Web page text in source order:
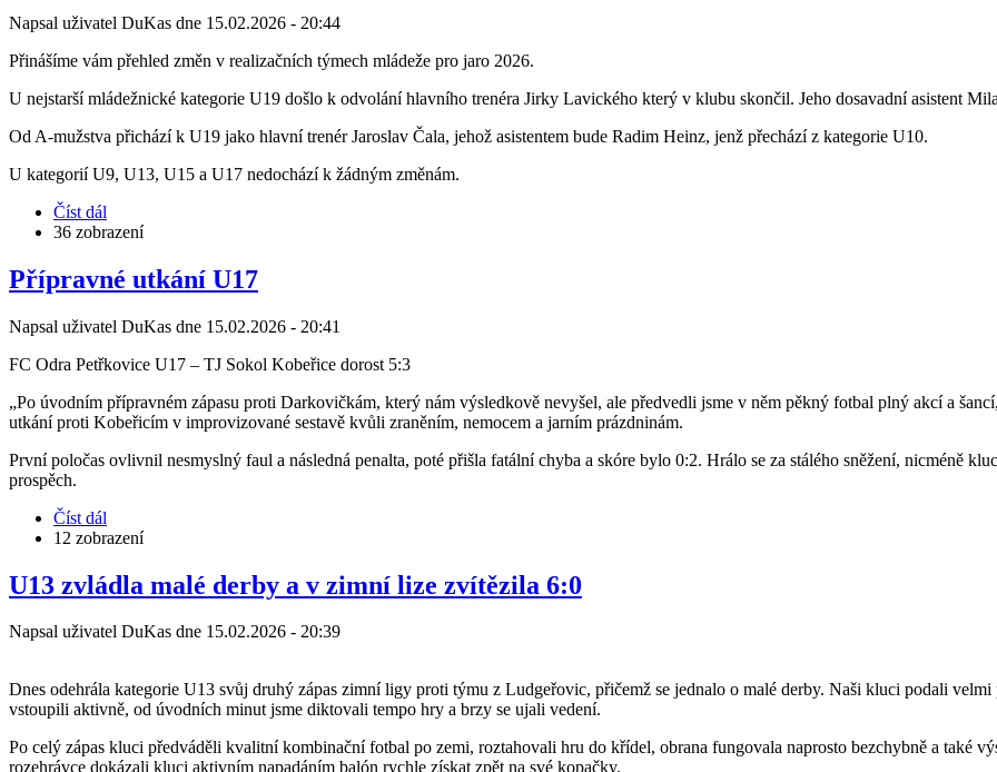
Napsal uživatel DuKas dne 15.02.2026 - 20:44
Přinášíme vám přehled změn v realizačních týmech mládeže pro jaro 2026.
U nejstarší mládežnické kategorie U19 došlo k odvolání hlavního trenéra Jirky Lavického který v klubu skončil. Jeho dosavadní asistent
Od A-mužstva přichází k U19 jako hlavní trenér Jaroslav Čala, jehož asistentem bude Radim Heinz, jenž přechází z kategorie U10.
U kategorií U9, U13, U15 a U17 nedochází k žádným změnám.
Číst dál
Změny
realizačních
týmech
FC
Petřkovice
36 zobrazení
Přípravné utkání U17
Napsal uživatel DuKas dne 15.02.2026 - 20:41
FC Odra Petřkovice U17 – TJ Sokol Kobeřice dorost 5:3
„Po úvodním přípravném zápasu proti Darkovičkám, který nám výsledkově nevyšel, ale předvedli jsme v něm pěkný fotbal plný akcí a
utkání proti Kobeřicím v improvizované sestavě kvůli zraněním, nemocem a jarním prázdninám.
První poločas ovlivnil nesmyslný faul a následná penalta, poté přišla fatální chyba a skóre bylo 0:2. Hrálo se za stálého sněžení, nicméně
prospěch.
Číst dál
Přípravné
U17
12 zobrazení
U13 zvládla malé derby a v zimní lize zvítězila 6:0
Napsal uživatel DuKas dne 15.02.2026 - 20:39
Dnes odehrála kategorie U13 svůj druhý zápas zimní ligy proti týmu z Ludgeřovic, přičemž se jednalo o malé derby. Naši kluci podali
vstoupili aktivně, od úvodních minut jsme diktovali tempo hry a brzy se ujali vedení.
Po celý zápas kluci předváděli kvalitní kombinační fotbal po zemi, roztahovali hru do křídel, obrana fungovala naprosto bezchybně a také
rozehrávce dokázali kluci aktivním napadáním balón rychle získat zpět na své kopačky.